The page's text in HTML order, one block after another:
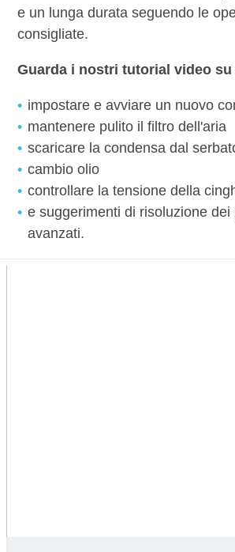
e un lunga durata seguendo le
consigliate.
Guarda i nostri tutorial video su
impostare e avviare un nuovo
mantenere pulito il filtro dell'aria
scaricare la condensa dal
cambio olio
controllare la tensione della
e suggerimenti di risoluzione dei
avanzati.